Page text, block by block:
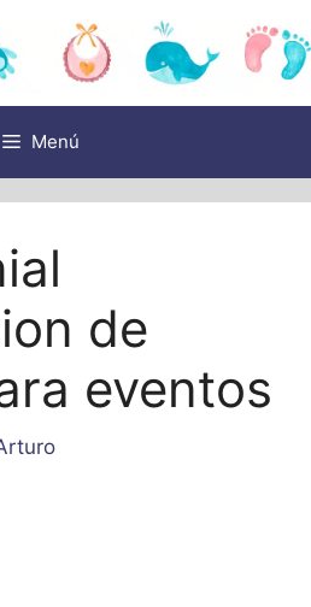
Menú
de
eventos